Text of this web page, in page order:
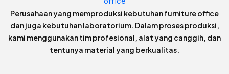
Perusahaan yang memproduksi kebutuhan furniture office
dan juga kebutuhan laboratorium. Dalam proses produksi,
kami menggunakan tim profesional, alat yang canggih, dan
tentunya material yang berkualitas.